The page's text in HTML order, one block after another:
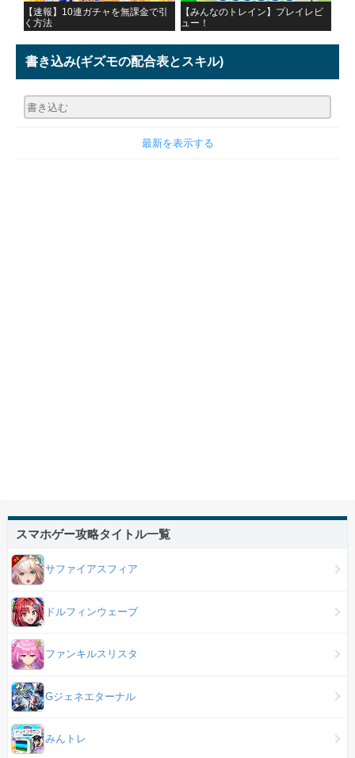
【速報】10連ガチャを無課金で引
く方法
【みんなのトレイン】プレイレビ
ュー！
書き込み(ギズモの配合表とスキル)
最新を表示する
スマホゲー攻略タイトル一覧
サファイアスフィア
ドルフィンウェーブ
ファンキルスリスタ
Gジェネエターナル
みんトレ